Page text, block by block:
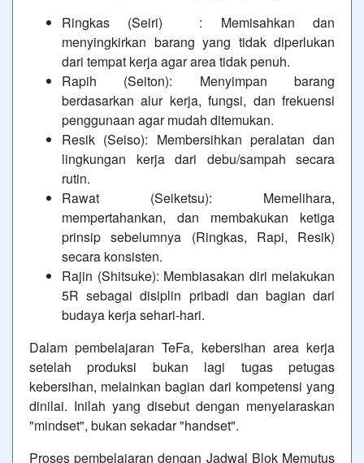
Ringkas (Seiri) : Memisahkan dan
menyingkirkan barang yang tidak diperlukan
dari tempat kerja agar area tidak penuh.
Rapih (Seiton): Menyimpan barang
berdasarkan alur kerja, fungsi, dan frekuensi
penggunaan agar mudah ditemukan.
Resik (Seiso): Membersihkan peralatan dan
lingkungan kerja dari debu/sampah secara
rutin.
Rawat (Seiketsu): Memelihara,
mempertahankan, dan membakukan ketiga
prinsip sebelumnya (Ringkas, Rapi, Resik)
secara konsisten.
Rajin (Shitsuke): Membiasakan diri melakukan
5R sebagai disiplin pribadi dan bagian dari
budaya kerja sehari-hari.
Dalam pembelajaran TeFa, kebersihan area kerja
setelah produksi bukan lagi tugas petugas
kebersihan, melainkan bagian dari kompetensi yang
dinilai. Inilah yang disebut dengan menyelaraskan
"mindset", bukan sekadar "handset".
Proses pembelajaran dengan Jadwal Blok Memutus